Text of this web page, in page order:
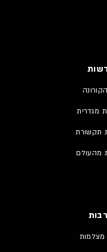
מגדרית
תקשורת
מהעולם
מצלמות